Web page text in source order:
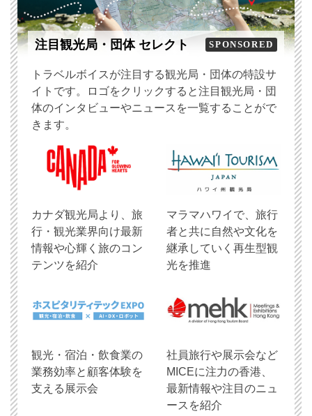
注目観光局・団体 セレクト SPONSORED
トラベルボイスが注目する観光局・団体の特設サ
イトです。ロゴをクリックすると注目観光局・団
体のインタビューやニュースを一覧することがで
きます。
​カナダ観光局より、旅
行・観光業界向け最新
情報や心輝く旅のコン
テンツを紹介
マラマハワイで、旅行
者と共に自然や文化を
継承していく再生型観
光を推進
観光・宿泊・飲食業の
業務効率と顧客体験を
支える展示会
社員旅行や展示会など
MICEに注力の香港、
最新情報や注目のニュ
ースを紹介